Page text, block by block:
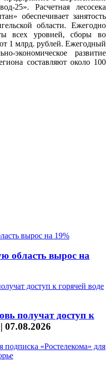
25». Расчетная лесосека
обеспечивает занятость
области. Ежегодно
всех уровней, сборы во
1 млрд. рублей. Ежегодный
экономическое развитие
составляют около 100
область вырос на
получат доступ к
| 07.08.2026